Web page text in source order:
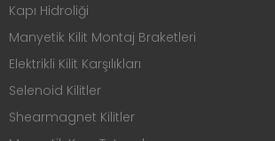
Kapı Hidroliği
Manyetik Kilit Montaj Braketleri
Elektrikli Kilit Karşılıkları
Selenoid Kilitler
Shearmagnet Kilitler